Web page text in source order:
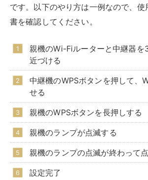
い。
OSやブラウザを最新にアップ
有線接続してもネット通信の調子が良
場合は、OSやブラウザを最新にアッ
のもおすすめです。OSやブラウザが
あるために、不具合が起こっている可
プロバイダーや回線を見直す
ネット通信の快適さは、プロバイダー